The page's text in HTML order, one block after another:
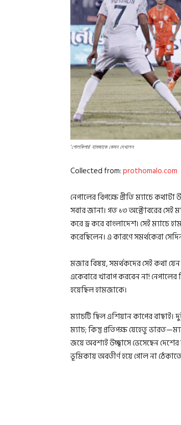
‘গোলকিপার’ হামজাকে কেমন দেখলেন
Collected from:prothomalo.com
নেপালের বিপক্ষে প্রীতি ম্যাচে
সবার জানা। গত ১৩ অক্টোবরের সেই
করে ড্র করে বাংলাদেশ। সেই
করেছিলেন। এ কারণে সমর্থকেরা
মজার বিষয়, সমর্থকদের সেই কথা
একেবারে খারাপ করবেন না!
হয়েছিল হামজাকে।
ম্যাচটি ছিল এশিয়ান কাপের
ম্যাচ; কিন্তু প্রতিপক্ষ যেহেতু
জয়ে অবশ্যই উচ্ছ্বাসে ভেসেছেন
ভূমিকায় অবতীর্ণ হয়ে গোল না